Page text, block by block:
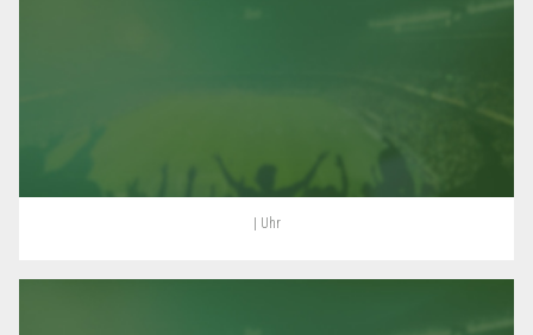
| Uhr